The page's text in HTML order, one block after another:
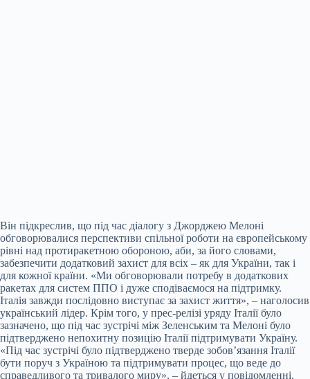
Він підкреслив, що під час діалогу з Джорджею Мелоні
обговорювалися перспективи спільної роботи на європейському
рівні над протиракетною обороною, аби, за його словами,
забезпечити додатковий захист для всіх – як для України, так і
для кожної країни. «Ми обговорювали потребу в додаткових
ракетах для систем ППО і дуже сподіваємося на підтримку.
Італія завжди послідовно виступає за захист життя», – наголосив
український лідер. Крім того, у прес-релізі уряду Італії було
зазначено, що під час зустрічі між Зеленським та Мелоні було
підтверджено непохитну позицію Італії підтримувати Україну.
«Під час зустрічі було підтверджено тверде зобов’язання Італії
бути поруч з Україною та підтримувати процес, що веде до
справедливого та тривалого миру», – йдеться у повідомленні.